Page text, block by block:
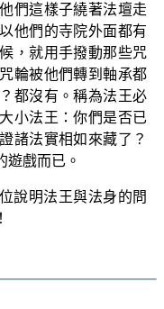
們這樣子繞著法壇走
他們的寺院外面都有
，就用手撥動那些咒
輪被他們轉到軸承都
都沒有。稱為法王必
小法王：你們是否已
諸法實相如來藏了？
遊戲而已。
說明法王與法身的問